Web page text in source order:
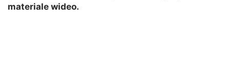
materiale wideo.